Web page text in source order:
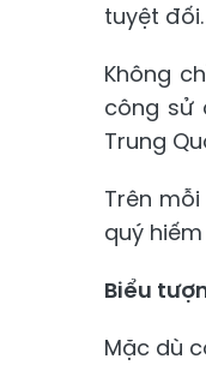
tuyệt đối.
Không
công sử
Trung
Trên
quý
Biểu
Mặc dù